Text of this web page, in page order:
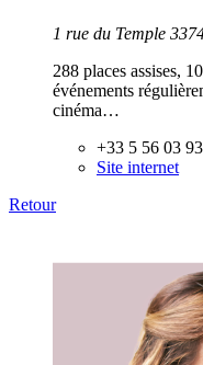
1 rue du Temple
288 places assises,
événements
cinéma…
+33 5 56 03
Site internet
Retour